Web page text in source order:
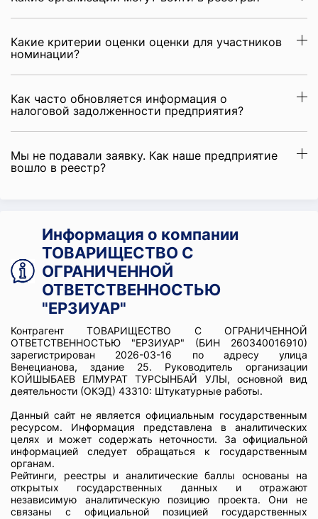
Какие критерии оценки оценки для участников
номинации?
Как часто обновляется информация о
налоговой задолженности предприятия?
Мы не подавали заявку. Как наше предприятие
вошло в реестр?
Информация о компании
ТОВАРИЩЕСТВО С
ОГРАНИЧЕННОЙ
ОТВЕТСТВЕННОСТЬЮ
"ЕРЗИУАР"
Контрагент ТОВАРИЩЕСТВО С ОГРАНИЧЕННОЙ
ОТВЕТСТВЕННОСТЬЮ "ЕРЗИУАР" (БИН 260340016910)
зарегистрирован 2026-03-16 по адресу улица
Венецианова, здание 25. Руководитель организации
КОЙШЫБАЕВ ЕЛМУРАТ ТУРСЫНБАЙ УЛЫ, основной вид
деятельности (ОКЭД) 43310: Штукатурные работы.
Данный сайт не является официальным государственным
ресурсом. Информация представлена в аналитических
целях и может содержать неточности. За официальной
информацией следует обращаться к государственным
органам.
Рейтинги, реестры и аналитические баллы основаны на
открытых государственных данных и отражают
независимую аналитическую позицию проекта. Они не
связаны с официальной позицией государственных